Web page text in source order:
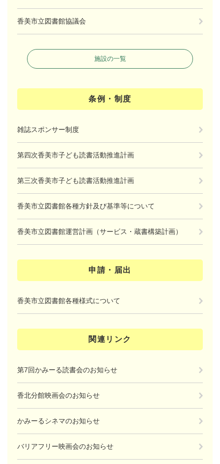
香美市立図書館協議会
施設の一覧
条例・制度
雑誌スポンサー制度
第四次香美市子ども読書活動推進計画
第三次香美市子ども読書活動推進計画
香美市立図書館各種方針及び基準等について
香美市立図書館運営計画（サービス・蔵書構築計画）
申請・届出
香美市立図書館各種様式について
関連リンク
第7回かみーる読書会のお知らせ
香北分館映画会のお知らせ
かみーるシネマのお知らせ
バリアフリー映画会のお知らせ